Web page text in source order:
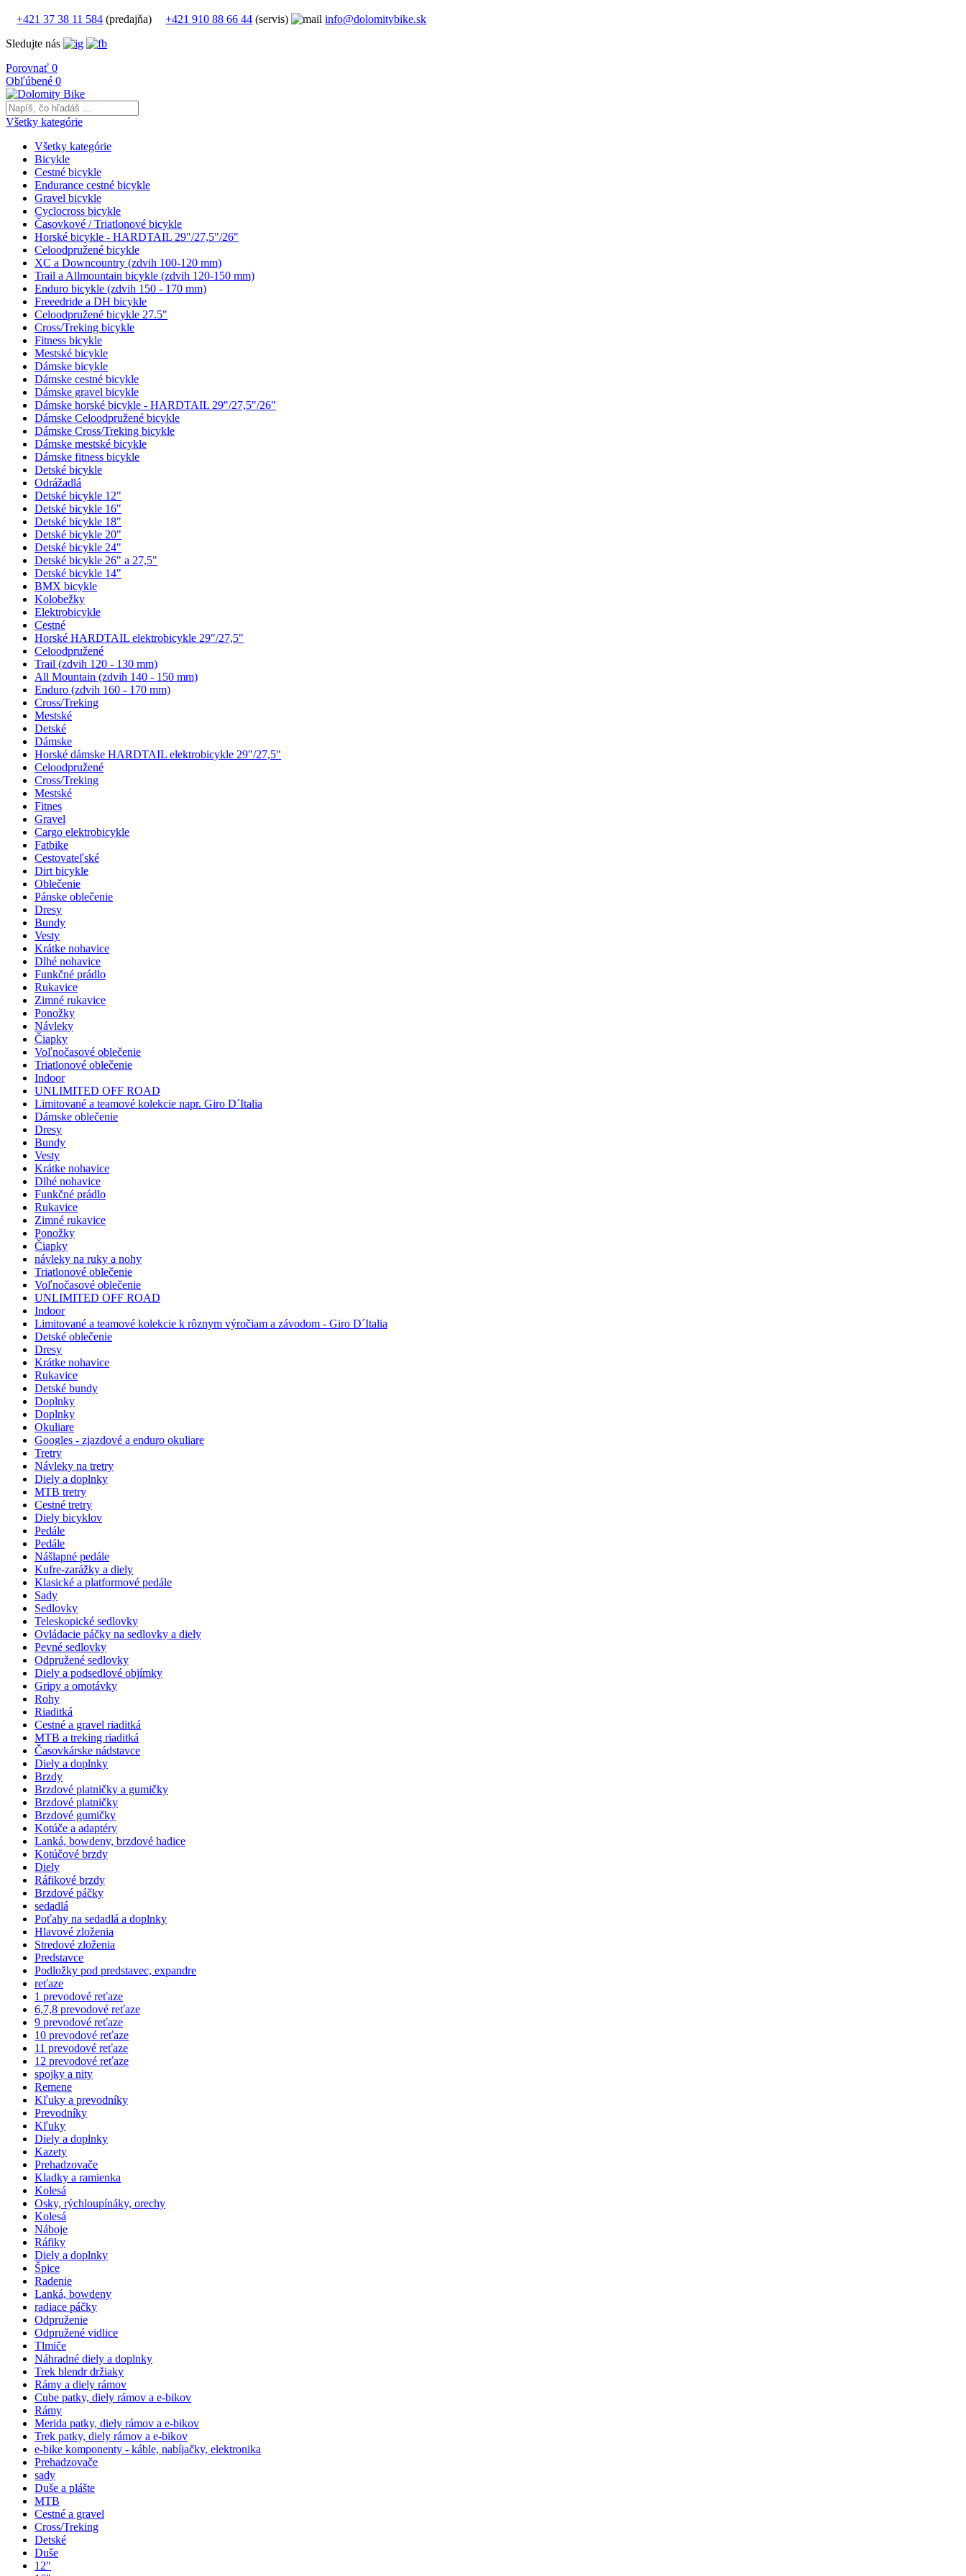
+421 37 38 11 584 (predajňa) +421 910 88 66 44 (servis)
info@dolomitybike.sk
Sledujte nás
Porovnať 0
Obľúbené 0
Všetky kategórie
Všetky kategórie
Bicykle
Cestné bicykle
Endurance cestné bicykle
Gravel bicykle
Cyclocross bicykle
Časovkové / Triatlonové bicykle
Horské bicykle - HARDTAIL 29"/27,5"/26"
Celoodpružené bicykle
XC a Downcountry (zdvih 100-120 mm)
Trail a Allmountain bicykle (zdvih 120-150 mm)
Enduro bicykle (zdvih 150 - 170 mm)
Freeedride a DH bicykle
Celoodpružené bicykle 27.5"
Cross/Treking bicykle
Fitness bicykle
Mestské bicykle
Dámske bicykle
Dámske cestné bicykle
Dámske gravel bicykle
Dámske horské bicykle - HARDTAIL 29"/27,5"/26"
Dámske Celoodpružené bicykle
Dámske Cross/Treking bicykle
Dámske mestské bicykle
Dámske fitness bicykle
Detské bicykle
Odrážadlá
Detské bicykle 12"
Detské bicykle 16"
Detské bicykle 18"
Detské bicykle 20"
Detské bicykle 24"
Detské bicykle 26" a 27,5"
Detské bicykle 14"
BMX bicykle
Kolobežky
Elektrobicykle
Cestné
Horské HARDTAIL elektrobicykle 29"/27,5"
Celoodpružené
Trail (zdvih 120 - 130 mm)
All Mountain (zdvih 140 - 150 mm)
Enduro (zdvih 160 - 170 mm)
Cross/Treking
Mestské
Detské
Dámske
Horské dámske HARDTAIL elektrobicykle 29"/27,5"
Celoodpružené
Cross/Treking
Mestské
Fitnes
Gravel
Cargo elektrobicykle
Fatbike
Cestovateľské
Dirt bicykle
Oblečenie
Pánske oblečenie
Dresy
Bundy
Vesty
Krátke nohavice
Dlhé nohavice
Funkčné prádlo
Rukavice
Zimné rukavice
Ponožky
Návleky
Čiapky
Voľnočasové oblečenie
Triatlonové oblečenie
Indoor
UNLIMITED OFF ROAD
Limitované a teamové kolekcie napr. Giro D´Italia
Dámske oblečenie
Dresy
Bundy
Vesty
Krátke nohavice
Dlhé nohavice
Funkčné prádlo
Rukavice
Zimné rukavice
Ponožky
Čiapky
návleky na ruky a nohy
Triatlonové oblečenie
Voľnočasové oblečenie
UNLIMITED OFF ROAD
Indoor
Limitované a teamové kolekcie k rôznym výročiam a závodom - Giro D´Italia
Detské oblečenie
Dresy
Krátke nohavice
Rukavice
Detské bundy
Doplnky
Doplnky
Okuliare
Googles - zjazdové a enduro okuliare
Tretry
Návleky na tretry
Diely a doplnky
MTB tretry
Cestné tretry
Diely bicyklov
Pedále
Pedále
Nášlapné pedále
Kufre-zarážky a diely
Klasické a platformové pedále
Sady
Sedlovky
Teleskopické sedlovky
Ovládacie páčky na sedlovky a diely
Pevné sedlovky
Odpružené sedlovky
Diely a podsedlové objímky
Gripy a omotávky
Rohy
Riaditká
Cestné a gravel riaditká
MTB a treking riaditká
Časovkárske nádstavce
Diely a doplnky
Brzdy
Brzdové platničky a gumičky
Brzdové platničky
Brzdové gumičky
Kotúče a adaptéry
Lanká, bowdeny, brzdové hadice
Kotúčové brzdy
Diely
Ráfikové brzdy
Brzdové páčky
sedadlá
Poťahy na sedadlá a doplnky
Hlavové zloženia
Stredové zloženia
Predstavce
Podložky pod predstavec, expandre
reťaze
1 prevodové reťaze
6,7,8 prevodové reťaze
9 prevodové reťaze
10 prevodové reťaze
11 prevodové reťaze
12 prevodové reťaze
spojky a nity
Remene
Kľuky a prevodníky
Prevodníky
Kľuky
Diely a doplnky
Kazety
Prehadzovače
Kladky a ramienka
Kolesá
Osky, rýchloupínáky, orechy
Kolesá
Náboje
Ráfiky
Diely a doplnky
Špice
Radenie
Lanká, bowdeny
radiace páčky
Odpruženie
Odpružené vidlice
Tlmiče
Náhradné diely a doplnky
Trek blendr držiaky
Rámy a diely rámov
Cube patky, diely rámov a e-bikov
Rámy
Merida patky, diely rámov a e-bikov
Trek patky, diely rámov a e-bikov
e-bike komponenty - káble, nabíjačky, elektronika
Prehadzovače
sady
Duše a plášte
MTB
Cestné a gravel
Cross/Treking
Detské
Duše
12"